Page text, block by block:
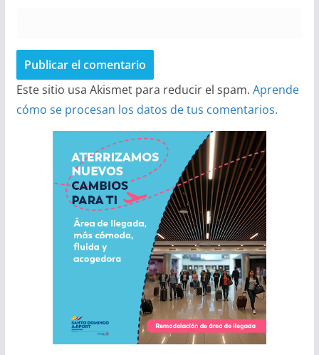
Este sitio usa Akismet para reducir el spam. Aprende
cómo se procesan los datos de tus comentarios.